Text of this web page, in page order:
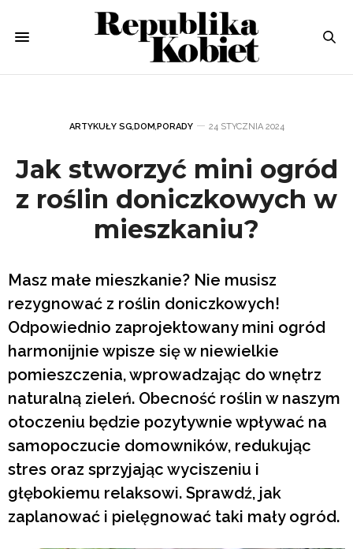
ARTYKUŁY SG,DOM,PORADY 24 STYCZNIA 2024
Jak stworzyć mini ogród
z roślin doniczkowych w
mieszkaniu?
Masz małe mieszkanie? Nie musisz
rezygnować z roślin doniczkowych!
Odpowiednio zaprojektowany mini ogród
harmonijnie wpisze się w niewielkie
pomieszczenia, wprowadzając do wnętrz
naturalną zieleń. Obecność roślin w naszym
otoczeniu będzie pozytywnie wpływać na
samopoczucie domowników, redukując
stres oraz sprzyjając wyciszeniu i
głębokiemu relaksowi. Sprawdź, jak
zaplanować i pielęgnować taki mały ogród.